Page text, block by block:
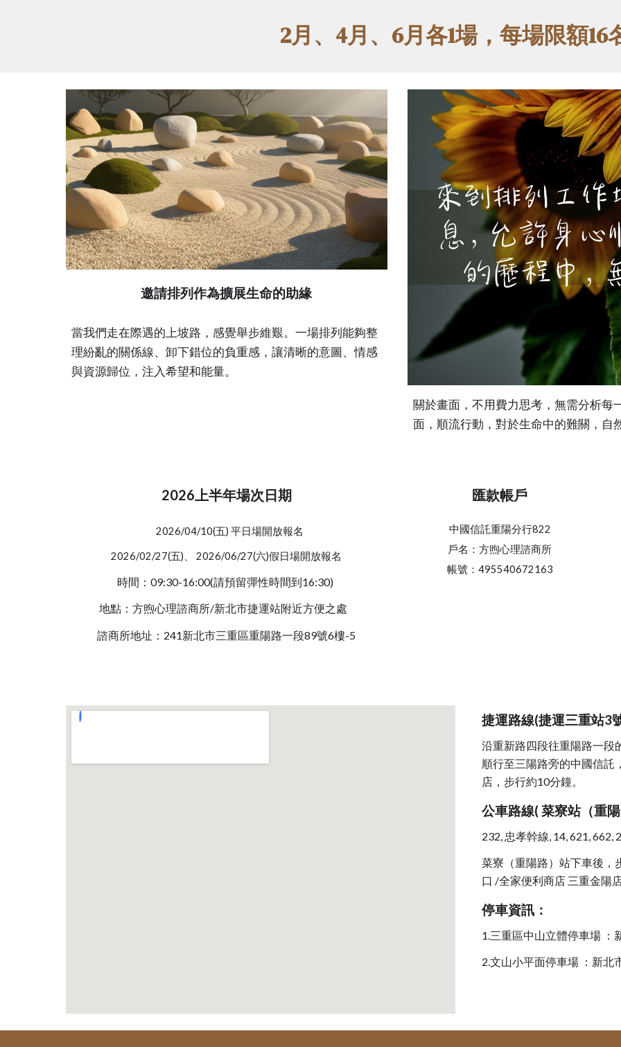
2月、4月、 6月各1場，每場限額16
邀請排列作為擴展生命的助緣
當我們走在際遇的上坡路，感覺舉步維艱。一場排列能夠整
理紛亂的關係線、卸下錯位的負重感，讓清晰的意圖、情感
與資源歸位，注入希望和能量。
關於畫面，不用費力思考，無需分析每
面，順流行動，對於生命中的難關，自
2026上半年場次日期
2026/04/10(五) 平日場開放報名
2026/02/27(五)、 2026/06/27(六)假日場開放報名
時間：09:30-16:00(請預留彈性時間到16:30)
地點：方煦心理諮商所/新北市捷運站附近方便之處
諮商所地址：241新北市三重區重陽路一段89號6樓-5
匯款帳戶
中國信託重陽分行822
戶名：方煦心理諮商所
帳號：495540672163
捷運路線(捷運三重站3
沿重新路四段往重陽路一段
順行至三陽路旁的中國信託
店，步行約10分鐘。
公車路線( 菜寮站（重
232, 忠孝幹線, 14, 621, 662,
菜寮（重陽路）站下車後，
口 /全家便利商店 三重金陽
停車資訊：
1.三重區中山立體停車場
2.文山小平面停車場 ：新